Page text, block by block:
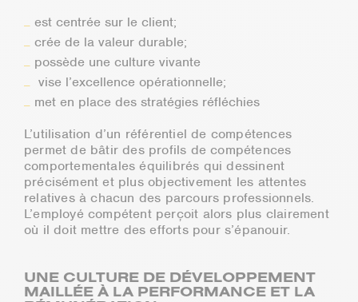
est centrée sur le client;
crée de la valeur durable;
possède une culture vivante
vise l’excellence opérationnelle;
met en place des stratégies réfléchies
L’utilisation d’un référentiel de compétences
permet de bâtir des profils de compétences
comportementales équilibrés qui dessinent
précisément et plus objectivement les attentes
relatives à chacun des parcours professionnels.
L’employé compétent perçoit alors plus clairement
où il doit mettre des efforts pour s’épanouir.
UNE CULTURE DE DÉVELOPPEMENT
MAILLÉE À LA PERFORMANCE ET LA